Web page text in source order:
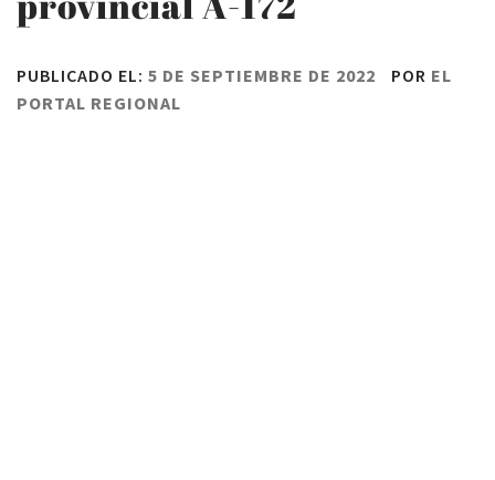
PUBLICADO EL: 5 DE SEPTIEMBRE DE 2022 POR EL
PORTAL REGIONAL